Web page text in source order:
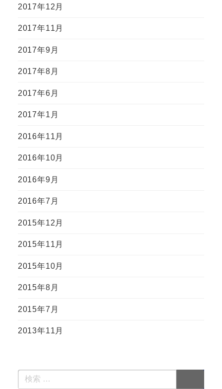
2017年12月
2017年11月
2017年9月
2017年8月
2017年6月
2017年1月
2016年11月
2016年10月
2016年9月
2016年7月
2015年12月
2015年11月
2015年10月
2015年8月
2015年7月
2013年11月